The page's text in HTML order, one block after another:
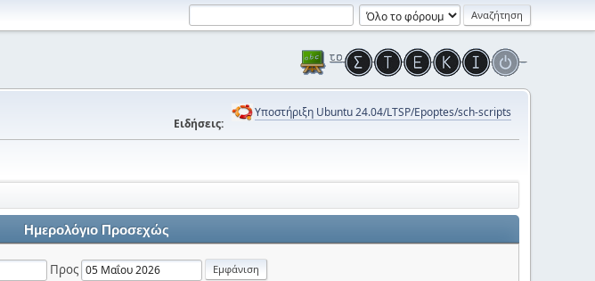
Ειδήσεις:
Υποστήριξη Ubuntu 24.04/LTSP/Epoptes/sch-scripts
Ημερολόγιο Προσεχώς
Προς